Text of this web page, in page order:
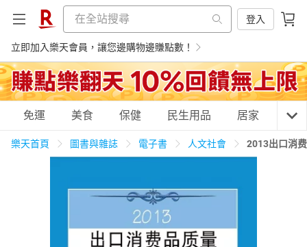
登入
立即加入樂天會員，讓您邊購物邊賺點數！
購物網分類
3C家電 運動休閒
免運 美食 保健 民生用品 居家 3C
樂天首頁 圖書與雜誌 電子書 人文社會 2013出口消